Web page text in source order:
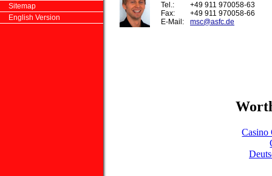
Sitemap
English Version
Tel.:
Fax:
E-Mail:
+49 911 970058-63
+49 911 970058-66
msc@asfc.de
Casino